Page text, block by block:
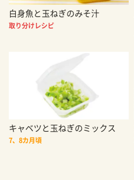
白身魚と玉ねぎのみそ汁
取り分けレシピ
キャベツと玉ねぎのミックス
7、8カ月頃